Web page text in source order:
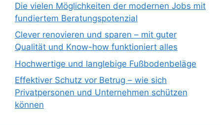
Die vielen Möglichkeiten der modernen Jobs mit
fundiertem Beratungspotenzial
Clever renovieren und sparen – mit guter
Qualität und Know-how funktioniert alles
Hochwertige und langlebige Fußbodenbeläge
Effektiver Schutz vor Betrug – wie sich
Privatpersonen und Unternehmen schützen
können